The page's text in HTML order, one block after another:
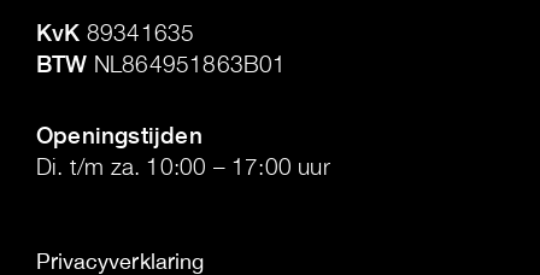
KvK 89341635
BTW NL864951863B01
Openingstijden
Di. t/m za. 10:00 – 17:00 uur
Privacyverklaring